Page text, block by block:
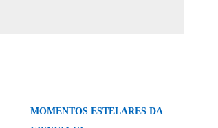
MOMENTOS ESTELARES DA